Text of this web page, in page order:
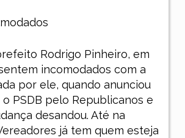
Rodrigo Pinheiro, em
incomodados com a
por ele, quando anunciou
PSDB pelo Republicanos e
desandou. Até na
já tem quem esteja